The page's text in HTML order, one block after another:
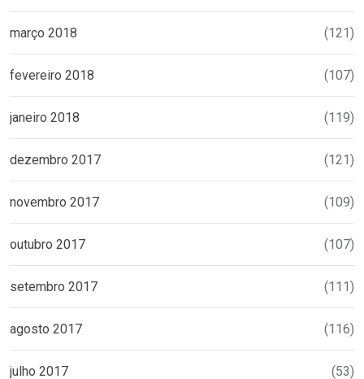
março 2018 (121)
fevereiro 2018 (107)
janeiro 2018 (119)
dezembro 2017 (121)
novembro 2017 (109)
outubro 2017 (107)
setembro 2017 (111)
agosto 2017 (116)
julho 2017 (53)